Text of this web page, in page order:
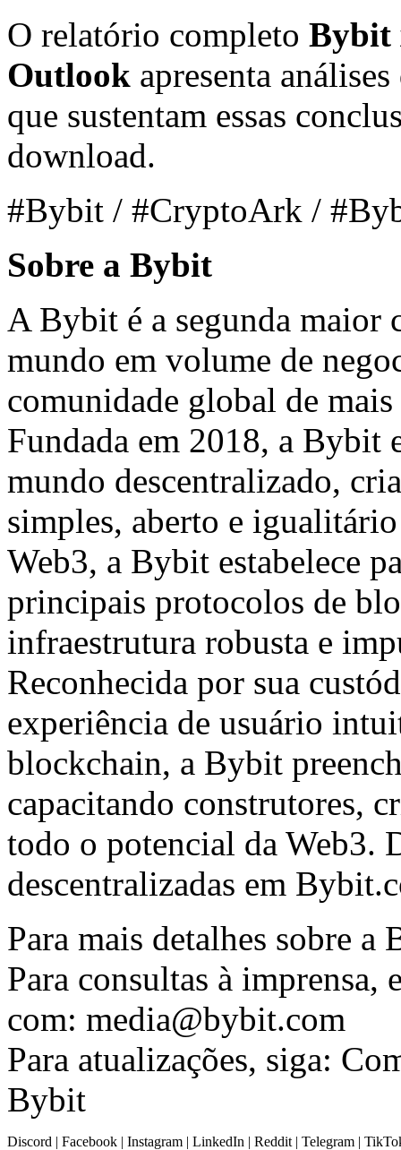
O relatório completo Bybit
Outlook apresenta
que sustentam essas
download.
#Bybit / #CryptoArk /
Sobre a Bybit
A Bybit é a segunda maior
mundo em volume de
comunidade global de
Fundada em 2018, a Bybit
mundo descentralizado,
simples, aberto e
Web3, a Bybit estabelece
principais protocolos de
infraestrutura robusta e
Reconhecida por sua
experiência de usuário
blockchain, a Bybit
capacitando construtores,
todo o potencial da Web3.
descentralizadas em
Para mais detalhes sobre a
Para consultas à imprensa,
com: media@bybit.com
Para atualizações, siga:
Bybit
Discord | Facebook | Instagram | LinkedIn | Reddit | Telegram |